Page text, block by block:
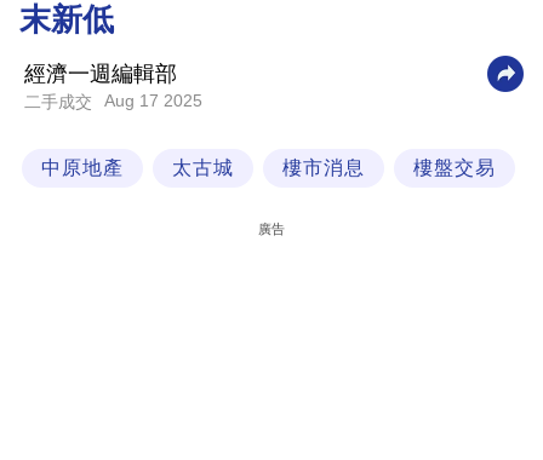
職
末新低
經濟一週編輯部
二手成交 Aug 17 2025
中原地產 太古城 樓市消息 樓盤交易
廣告